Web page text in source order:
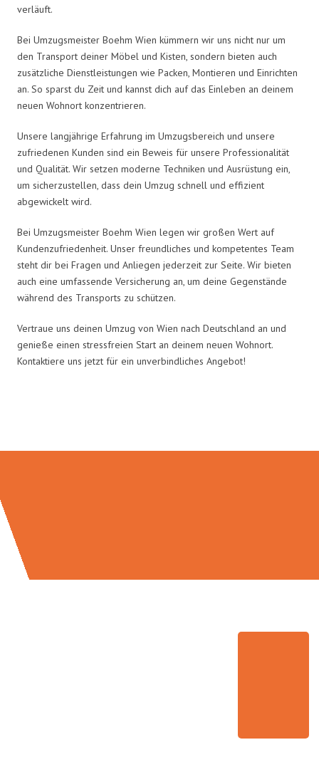
verläuft.
Bei Umzugsmeister Boehm Wien kümmern wir uns nicht nur um
den Transport deiner Möbel und Kisten, sondern bieten auch
zusätzliche Dienstleistungen wie Packen, Montieren und Einrichten
an. So sparst du Zeit und kannst dich auf das Einleben an deinem
neuen Wohnort konzentrieren.
Unsere langjährige Erfahrung im Umzugsbereich und unsere
zufriedenen Kunden sind ein Beweis für unsere Professionalität
und Qualität. Wir setzen moderne Techniken und Ausrüstung ein,
um sicherzustellen, dass dein Umzug schnell und effizient
abgewickelt wird.
Bei Umzugsmeister Boehm Wien legen wir großen Wert auf
Kundenzufriedenheit. Unser freundliches und kompetentes Team
steht dir bei Fragen und Anliegen jederzeit zur Seite. Wir bieten
auch eine umfassende Versicherung an, um deine Gegenstände
während des Transports zu schützen.
Vertraue uns deinen Umzug von Wien nach Deutschland an und
genieße einen stressfreien Start an deinem neuen Wohnort.
Kontaktiere uns jetzt für ein unverbindliches Angebot!